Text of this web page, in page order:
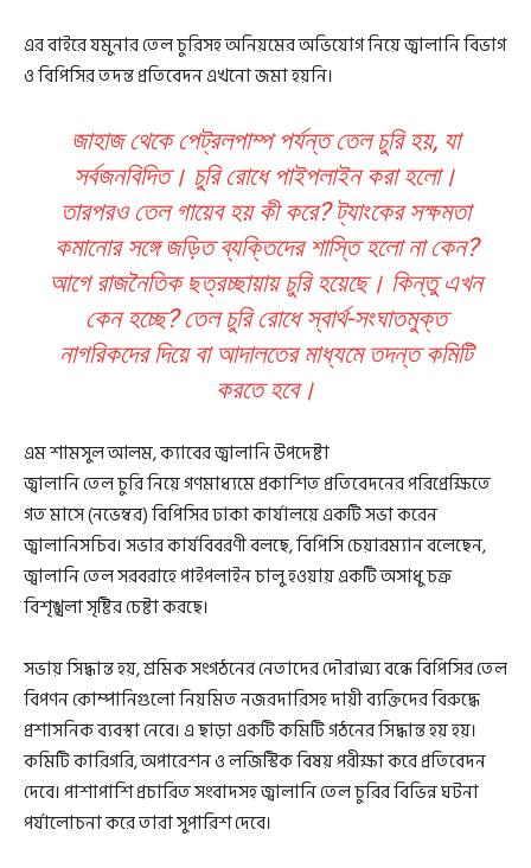
এর বাইরে যমুনার তেল চুরিসহ অনিয়মের অভিযোগ নিয়ে জ্বালানি বিভাগ
ও বিপিসির তদন্ত প্রতিবেদন এখনো জমা হয়নি।
জাহাজ থেকে পেট্রলপাম্প পর্যন্ত তেল চুরি হয়, যা
সর্বজনবিদিত। চুরি রোধে পাইপলাইন করা হলো।
তারপরও তেল গায়েব হয় কী করে? ট্যাংকের সক্ষমতা
কমানোর সঙ্গে জড়িত ব্যক্তিদের শাস্তি হলো না কেন?
আগে রাজনৈতিক ছত্রচ্ছায়ায় চুরি হয়েছে। কিন্তু এখন
কেন হচ্ছে? তেল চুরি রোধে স্বার্থ-সংঘাতমুক্ত
নাগরিকদের দিয়ে বা আদালতের মাধ্যমে তদন্ত কমিটি
করতে হবে।
এম শামসুল আলম, ক্যাবের জ্বালানি উপদেষ্টা
জ্বালানি তেল চুরি নিয়ে গণমাধ্যমে প্রকাশিত প্রতিবেদনের পরিপ্রেক্ষিতে
গত মাসে (নভেম্বর) বিপিসির ঢাকা কার্যালয়ে একটি সভা করেন
জ্বালানিসচিব। সভার কার্যবিবরণী বলছে, বিপিসি চেয়ারম্যান বলেছেন,
জ্বালানি তেল সরবরাহে পাইপলাইন চালু হওয়ায় একটি অসাধু চক্র
বিশৃঙ্খলা সৃষ্টির চেষ্টা করছে।
সভায় সিদ্ধান্ত হয়, শ্রমিক সংগঠনের নেতাদের দৌরাত্ম্য বন্ধে বিপিসির তেল
বিপণন কোম্পানিগুলো নিয়মিত নজরদারিসহ দায়ী ব্যক্তিদের বিরুদ্ধে
প্রশাসনিক ব্যবস্থা নেবে। এ ছাড়া একটি কমিটি গঠনের সিদ্ধান্ত হয় হয়।
কমিটি কারিগরি, অপারেশন ও লজিস্টিক বিষয় পরীক্ষা করে প্রতিবেদন
দেবে। পাশাপাশি প্রচারিত সংবাদসহ জ্বালানি তেল চুরির বিভিন্ন ঘটনা
পর্যালোচনা করে তারা সুপারিশ দেবে।